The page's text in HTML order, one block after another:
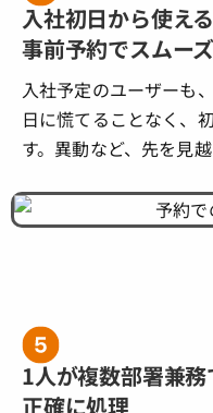
入社初日から使える
事前予約でスムー
入社予定のユーザーも
日に慌てることなく、
す。異動など、先を見
1人が複数部署兼務
正確に処理